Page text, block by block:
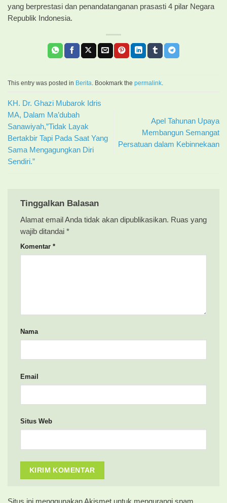
yang berprestasi dan penandatanganan prasasti 4 pilar Negara
Republik Indonesia.
This entry was posted in Berita . Bookmark the permalink
KH. Dr. Ghazi Mubarok Idris
MA, Dalam Ma’dubah
Sanawiyah,”Tidak Layak
Bertakbir Tapi Pada Saat Yang
Sama Mengagungkan Diri
Sendiri.”
Apel Tahunan Upaya
Membangun Semangat
Persatuan dalam Kebinnekaan
Tinggalkan Balasan
Alamat email Anda tidak akan dipublikasikan. Ruas yang
wajib ditandai *
Komentar *
Nama
Email
Situs Web